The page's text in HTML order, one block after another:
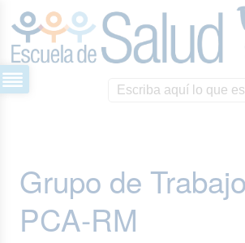
Grupo de
PCA-RM